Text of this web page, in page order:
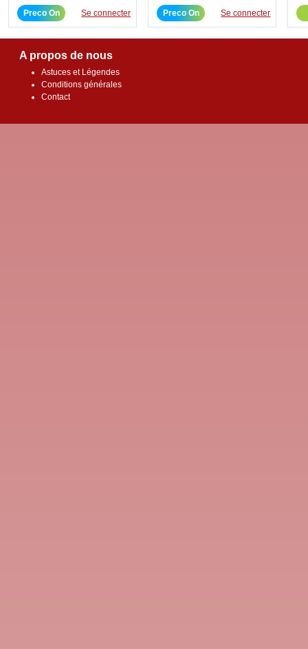
Preco On Se connecter Preco On Se connecter
A propos de nous
Astuces et Légendes
Conditions générales
Contact